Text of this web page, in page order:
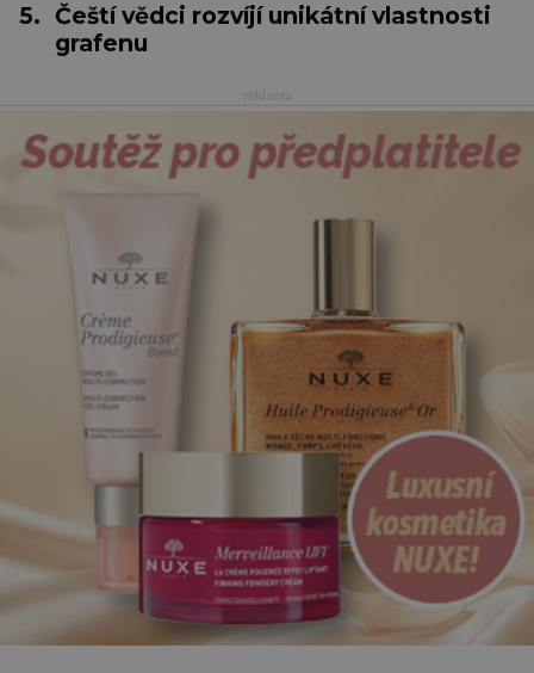
5. Čeští vědci rozvíjí unikátní vlastnosti
grafenu